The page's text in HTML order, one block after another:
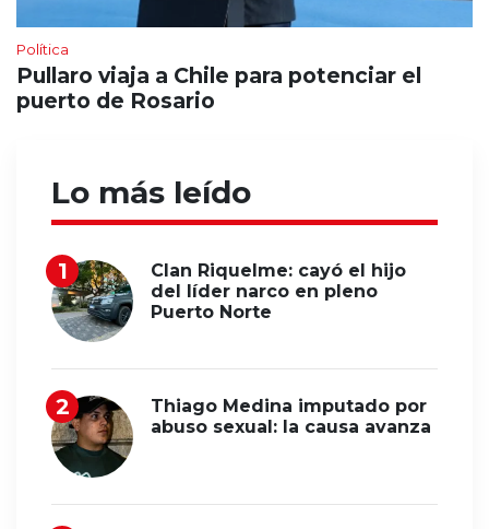
Política
Pullaro viaja a Chile para potenciar el
puerto de Rosario
Lo más leído
Clan Riquelme: cayó el hijo
del líder narco en pleno
Puerto Norte
Thiago Medina imputado por
abuso sexual: la causa avanza